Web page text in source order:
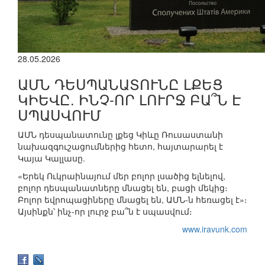
28.05.2026
ԱՄՆ ԴԵՍՊԱՆԱՏՈՒՆԸ ԼՔԵՑ
ԿԻԵՎԸ. ԻՆՉ-ՈՐ ԼՈՒՐՋ ԲԱ՞Ն Է
ՍՊԱՍՎՈՒՄ
ԱՄՆ դեսպանատունը լքեց Կիևը Ռուսաստանի
նախազգուշացումներից հետո, հայտարարել է
Կայա Կալլասը.
«Երեկ Ուկրաինայում մեր բոլոր լսածից ելնելով,
բոլոր դեսպանատները մնացել են, բացի մեկից։
Բոլոր եվրոպացիները մնացել են, ԱՄՆ-ն հեռացել է»։
Այսինքն՝ ինչ-որ լուրջ բա՞ն է սպասվում։
www.iravunk.com